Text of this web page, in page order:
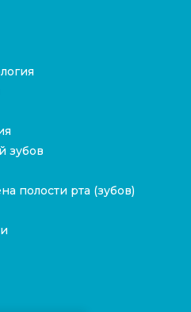
зубов
полости рта (зубов)